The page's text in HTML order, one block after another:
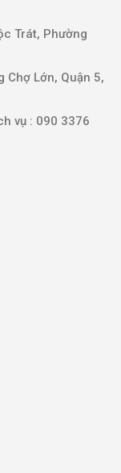
Trát, Phường
Chợ Lớn, Quận 5,
vụ : 090 3376